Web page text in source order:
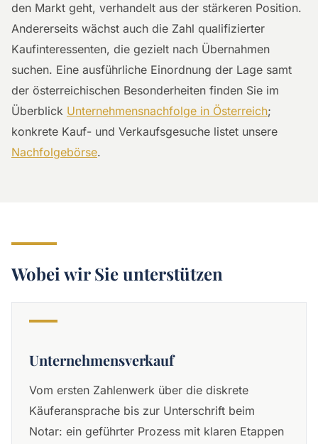
den Markt geht, verhandelt aus der stärkeren Position.
Andererseits wächst auch die Zahl qualifizierter
Kaufinteressenten, die gezielt nach Übernahmen
suchen. Eine ausführliche Einordnung der Lage samt
der österreichischen Besonderheiten finden Sie im
Überblick Unternehmensnachfolge in Österreich;
konkrete Kauf- und Verkaufsgesuche listet unsere
Nachfolgebörse.
Wobei wir Sie unterstützen
Unternehmensverkauf
Vom ersten Zahlenwerk über die diskrete
Käuferansprache bis zur Unterschrift beim
Notar: ein geführter Prozess mit klaren Etappen